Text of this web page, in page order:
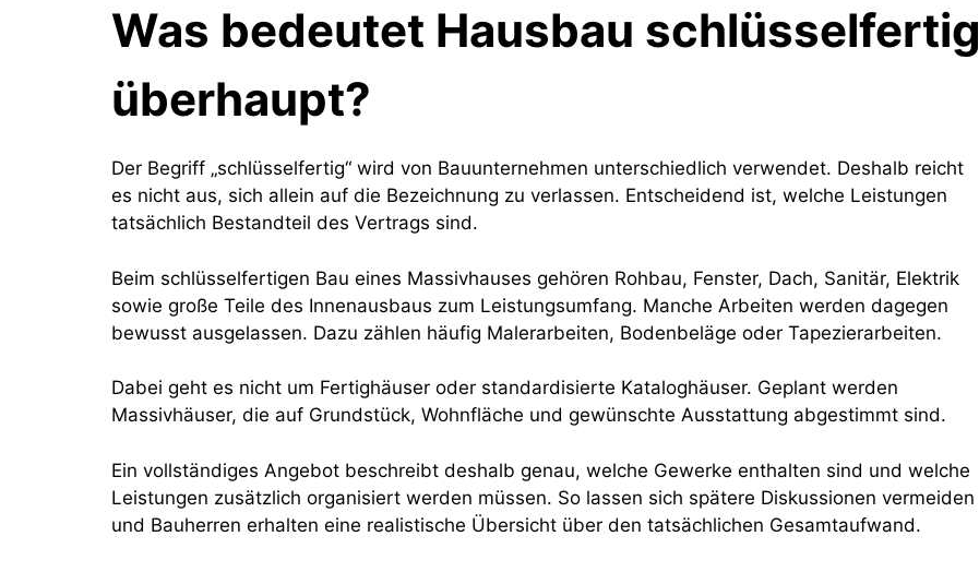
Was bedeutet Hausbau schlüsselfertig
überhaupt?
Der Begriff „schlüsselfertig“ wird von Bauunternehmen unterschiedlich verwendet. Deshalb reicht
es nicht aus, sich allein auf die Bezeichnung zu verlassen. Entscheidend ist, welche Leistungen
tatsächlich Bestandteil des Vertrags sind.
Beim schlüsselfertigen Bau eines Massivhauses gehören Rohbau, Fenster, Dach, Sanitär, Elektrik
sowie große Teile des Innenausbaus zum Leistungsumfang. Manche Arbeiten werden dagegen
bewusst ausgelassen. Dazu zählen häufig Malerarbeiten, Bodenbeläge oder Tapezierarbeiten.
Dabei geht es nicht um Fertighäuser oder standardisierte Kataloghäuser. Geplant werden
Massivhäuser, die auf Grundstück, Wohnfläche und gewünschte Ausstattung abgestimmt sind.
Ein vollständiges Angebot beschreibt deshalb genau, welche Gewerke enthalten sind und welche
Leistungen zusätzlich organisiert werden müssen. So lassen sich spätere Diskussionen vermeiden
und Bauherren erhalten eine realistische Übersicht über den tatsächlichen Gesamtaufwand.